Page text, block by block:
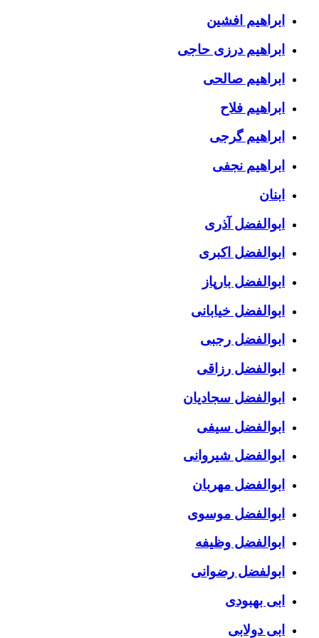
ابراهیم افشین
ابراهیم درزی حاجی
ابراهیم صالحی
ابراهیم فلاح
ابراهیم گرجی
ابراهیم نجفی
ابنان
ابوالفضل آذری
ابوالفضل اکبری
ابوالفضل بارپاز
ابوالفضل خیابانی
ابوالفضل رجبی
ابوالفضل رزاقی
ابوالفضل سجادیان
ابوالفضل سیفی
ابوالفضل شیروانی
ابوالفضل مهربان
ابوالفضل موسوی
ابوالفضل وظیفه
ابولفضل رضوانی
ابی بهبودی
ابی دولابی